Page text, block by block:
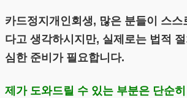
카드정지개인회생, 많은 분들이 스스
다고 생각하시지만, 실제로는 법적 절
심한 준비가 필요합니다.
제가 도와드릴 수 있는 부분은 단순